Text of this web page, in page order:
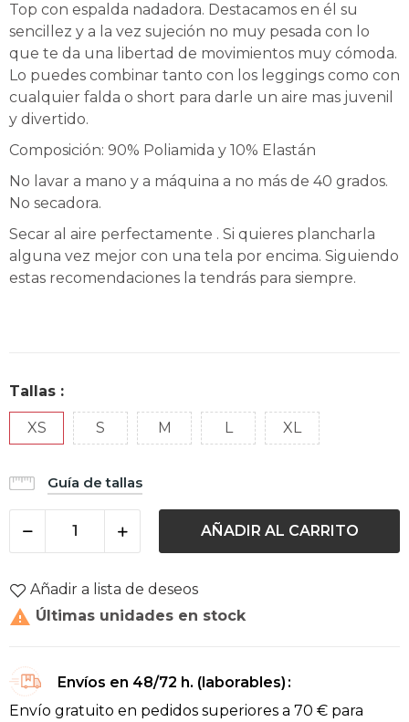
Top con espalda nadadora. Destacamos en él su
sencillez y a la vez sujeción no muy pesada con lo
que te da una libertad de movimientos muy cómoda.
Lo puedes combinar tanto con los leggings como con
cualquier falda o short para darle un aire mas juvenil
y divertido.
Composición: 90% Poliamida y 10% Elastán
No lavar a mano y a máquina a no más de 40 grados.
No secadora.
Secar al aire perfectamente . Si quieres plancharla
alguna vez mejor con una tela por encima. Siguiendo
estas recomendaciones la tendrás para siempre.
Tallas :
XS S M L XL
Guía de tallas
AÑADIR AL CARRITO
Añadir a lista de deseos
 Últimas unidades en stock
Envíos en 48/72 h. (laborables)
Envío gratuito en pedidos superiores a 70 € para